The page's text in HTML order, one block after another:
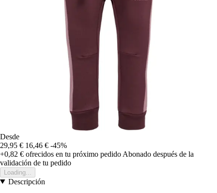
Desde
29,95 € 16,46 € -45%
+0,82 € ofrecidos en tu próximo pedido Abonado después de la
validación de tu pedido
Loading...
Descripción